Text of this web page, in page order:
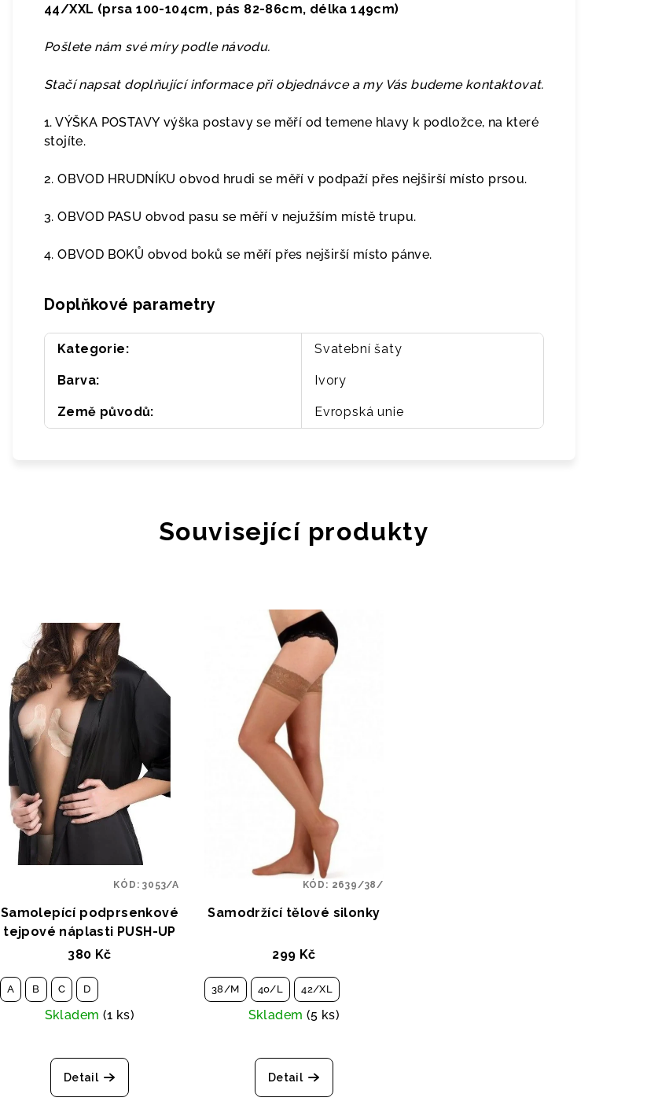
44/XXL (prsa 100-104cm, pás 82-86cm, délka 149cm)
Pošlete nám své míry podle návodu.
Stačí napsat doplňující informace při objednávce a my Vás budeme kontaktovat.
1. VÝŠKA POSTAVY výška postavy se měří od temene hlavy k podložce, na které
stojíte.
2. OBVOD HRUDNÍKU obvod hrudi se měří v podpaží přes nejširší místo prsou.
3. OBVOD PASU obvod pasu se měří v nejužším místě trupu.
4. OBVOD BOKŮ obvod boků se měří přes nejširší místo pánve.
Doplňkové parametry
Kategorie: Svatební šaty
Barva: Ivory
Země původů: Evropská unie
Související produkty
Samolepící podprsenkové
tejpové náplasti PUSH-UP
380 Kč
A B C D
Skladem (1 ks)
Detail
KÓD:3053/A
Samodržící tělové silonky
299 Kč
38/M 40/L 42/XL
Skladem (5 ks)
Detail
KÓD: 2639/38/